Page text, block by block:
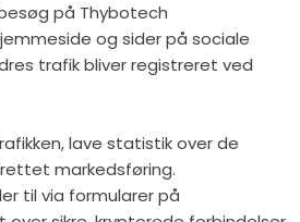
på Thybotech
og sider på sociale
trafik bliver registreret ved
lave statistik over de
markedsføring.
til via formularer på